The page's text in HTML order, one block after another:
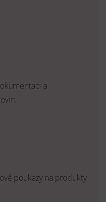
a
poukazy na produkty